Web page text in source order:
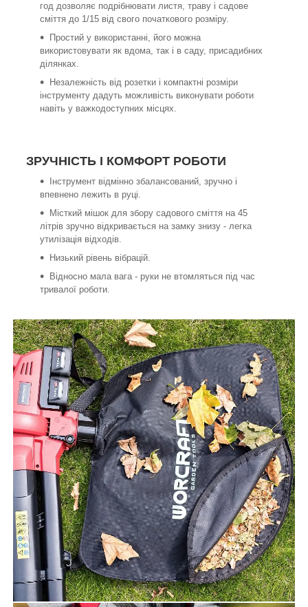
год дозволяє подрібнювати листя, траву і садове
сміття до 1/15 від свого початкового розміру.
Простий у використанні, його можна
використовувати як вдома, так і в саду, присадибних
ділянках.
Незалежність від розетки і компактні розміри
інструменту дадуть можливість виконувати роботи
навіть у важкодоступних місцях.
ЗРУЧНІСТЬ І КОМФОРТ РОБОТИ
Інструмент відмінно збалансований, зручно і
впевнено лежить в руці.
Місткий мішок для збору садового сміття на 45
літрів зручно відкривається на замку знизу - легка
утилізація відходів.
Низький рівень вібрацій.
Відносно мала вага - руки не втомляться під час
тривалої роботи.